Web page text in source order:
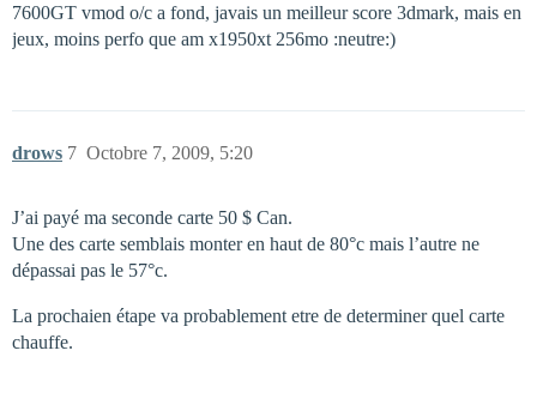
7600GT vmod o/c a fond, javais un meilleur score 3dmark, mais en
jeux, moins perfo que am x1950xt 256mo :neutre:)
drows Octobre 7, 2009, 5:20
7
J’ai payé ma seconde carte 50 $ Can.
Une des carte semblais monter en haut de 80°c mais l’autre ne
dépassai pas le 57°c.
La prochaien étape va probablement etre de determiner quel carte
chauffe.